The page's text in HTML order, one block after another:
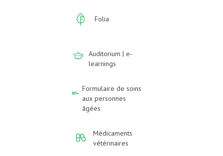
Folia
Auditorium | e-
learnings
Formulaire de soins
aux personnes
âgées
Médicaments
vétérinaires